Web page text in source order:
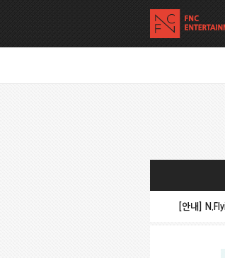
[안내]